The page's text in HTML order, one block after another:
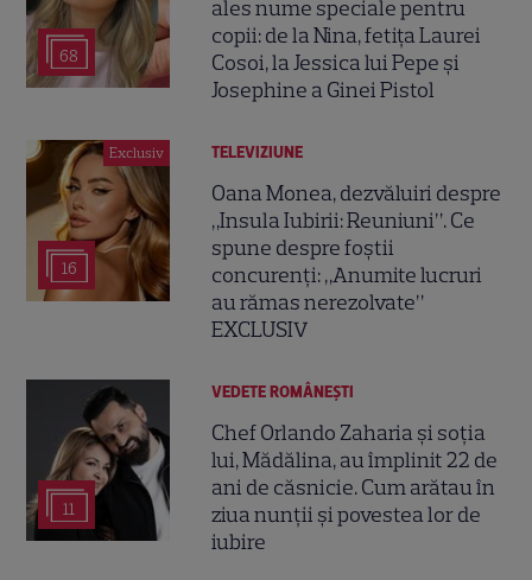
68
ales nume speciale pentru
copii: de la Nina, fetița Laurei
Cosoi, la Jessica lui Pepe și
Josephine a Ginei Pistol
Exclusiv
16
TELEVIZIUNE
Oana Monea, dezvăluiri despre
„Insula Iubirii: Reuniuni”. Ce
spune despre foștii
concurenți: „Anumite lucruri
au rămas nerezolvate”
EXCLUSIV
11
VEDETE ROMÂNEŞTI
Chef Orlando Zaharia și soția
lui, Mădălina, au împlinit 22 de
ani de căsnicie. Cum arătau în
ziua nunții și povestea lor de
iubire